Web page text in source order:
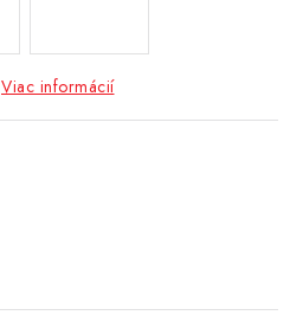
Viac informácií